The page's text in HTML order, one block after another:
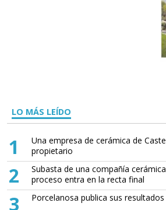
LO MÁS LEÍDO
1
Una empresa de cerámica de
propietario
2
Subasta de una compañía
proceso entra en la recta final
3 Porcelanosa publica sus